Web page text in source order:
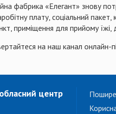
фабрика «Елегант» знову
плату, соціальний
приміщення для прийому їжі,
на наш канал онлайн-
центр